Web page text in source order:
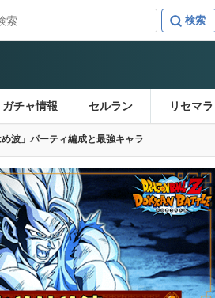
ガチャ情報 セルラン リセマラ
波」パーティ編成と最強キャラ